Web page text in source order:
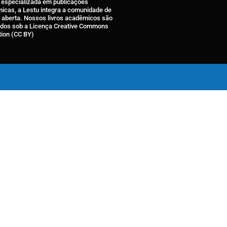
especializada em publicações
a Lestu integra a comunidade de
Nossos livros acadêmicos são
sob a Licença Creative Commons
(CC BY)